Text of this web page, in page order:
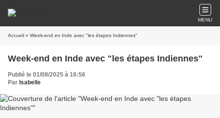
MENU
Accueil » Week-end en Inde avec "les étapes Indiennes"
Week-end en Inde avec "les étapes Indiennes"
Publié le 01/08/2025 à 16:56
Par Isabelle